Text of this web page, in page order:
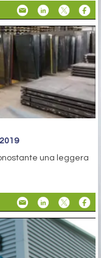
2019
una leggera